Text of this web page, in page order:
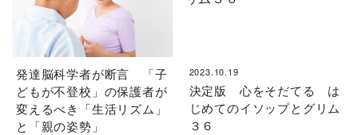
発達脳科学者が断言 「子
どもが不登校」の保護者が
変えるべき「生活リズム」
と「親の姿勢」
2023.10.19
決定版 心をそだてる は
じめてのイソップとグリム
３６